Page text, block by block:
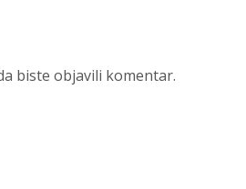
biste objavili komentar.